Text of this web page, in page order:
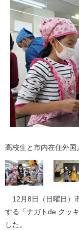
高校生と市内在住外国
12月8日（日曜日）
する「ナガトde クッ
した。